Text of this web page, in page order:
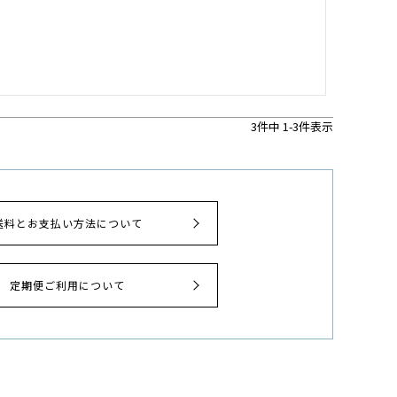
3件中 1-3件表示
料とお支払い方法について
定期便ご利用について